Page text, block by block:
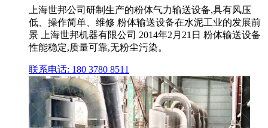
上海世邦公司研制生产的粉体气力输送设备,具有风压
低、操作简单、维修 粉体输送设备在水泥工业的发展前
景 上海世邦机器有限公司 2014年2月21日 粉体输送设备
性能稳定,质量可靠,无粉尘污染。
联系电话: 180 3780 8511